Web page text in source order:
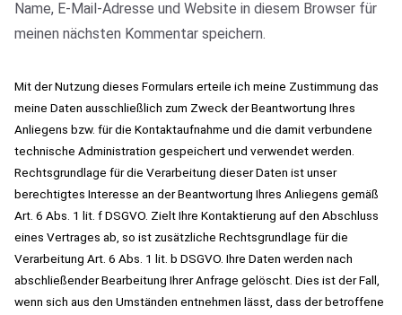
Name, E-Mail-Adresse und Website in diesem Browser für
meinen nächsten Kommentar speichern.
Mit der Nutzung dieses Formulars erteile ich meine Zustimmung das
meine Daten ausschließlich zum Zweck der Beantwortung Ihres
Anliegens bzw. für die Kontaktaufnahme und die damit verbundene
technische Administration gespeichert und verwendet werden.
Rechtsgrundlage für die Verarbeitung dieser Daten ist unser
berechtigtes Interesse an der Beantwortung Ihres Anliegens gemäß
Art. 6 Abs. 1 lit. f DSGVO. Zielt Ihre Kontaktierung auf den Abschluss
eines Vertrages ab, so ist zusätzliche Rechtsgrundlage für die
Verarbeitung Art. 6 Abs. 1 lit. b DSGVO. Ihre Daten werden nach
abschließender Bearbeitung Ihrer Anfrage gelöscht. Dies ist der Fall,
wenn sich aus den Umständen entnehmen lässt, dass der betroffene